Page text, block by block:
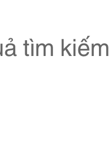
tìm kiếm